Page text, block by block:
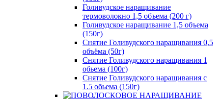
Голивудское наращивание
термоволокно 1,5 объема (200 г)
Голивудское наращивание 1,5 объема
(150г)
Снятие Голивудского наращивания 0,5
объёма (50г)
Снятие Голивудского наращивания 1
обьема (100г)
Снятие Голивудского наращивания с
1.5 обьема (150г)